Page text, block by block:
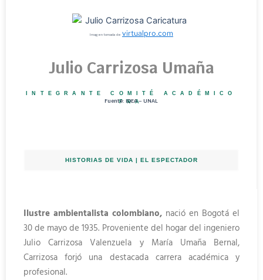
Imagen tomada de virtualpro.com
Julio Carrizosa Umaña
INTEGRANTE COMITÉ ACADÉMICO
FNA
Fuente: IDEA – UNAL
HISTORIAS DE VIDA | EL ESPECTADOR
Ilustre ambientalista colombiano, nació en Bogotá el
30 de mayo de 1935. Proveniente del hogar del ingeniero
Julio Carrizosa Valenzuela y María Umaña Bernal,
Carrizosa forjó una destacada carrera académica y
profesional.